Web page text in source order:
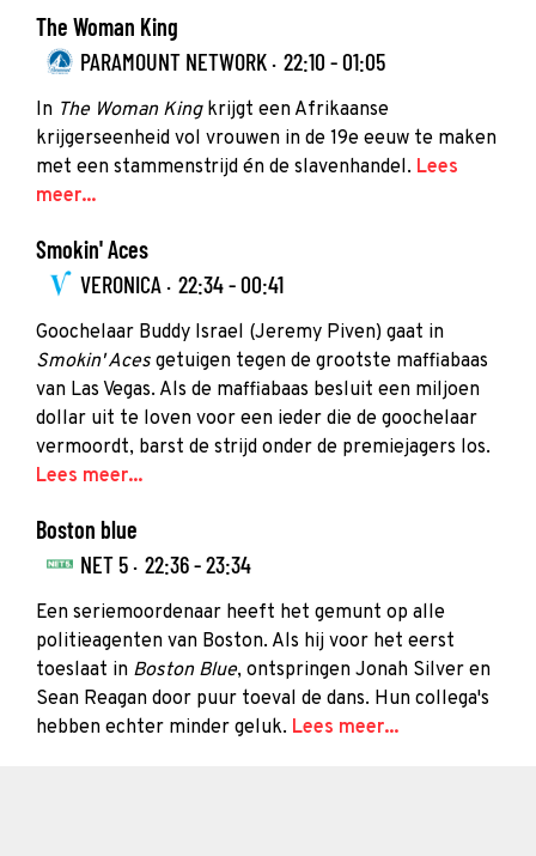
The Woman King
PARAMOUNT NETWORK · 22:10 - 01:05
In The Woman Kingkrijgt een Afrikaanse
krijgerseenheid vol vrouwen in de 19e eeuw te maken
met een stammenstrijd én de slavenhandel. Lees
meer...
Smokin' Aces
VERONICA · 22:34 - 00:41
Goochelaar Buddy Israel (Jeremy Piven) gaat in
Smokin' Aces getuigen tegen de grootste maffiabaas
van Las Vegas. Als de maffiabaas besluit een miljoen
dollar uit te loven voor een ieder die de goochelaar
vermoordt, barst de strijd onder de premiejagers los.
Lees meer...
Boston blue
NET 5 · 22:36 - 23:34
Een seriemoordenaar heeft het gemunt op alle
politieagenten van Boston. Als hij voor het eerst
toeslaat in Boston Blue, ontspringen Jonah Silver en
Sean Reagan door puur toeval de dans. Hun collega's
hebben echter minder geluk. Lees meer...